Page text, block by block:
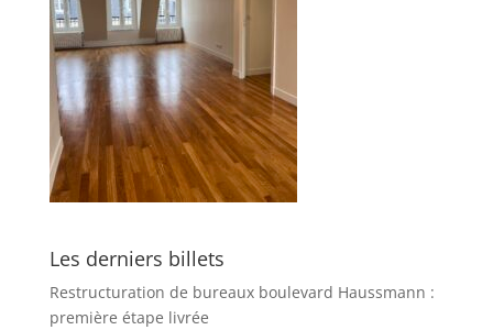
Les derniers billets
Restructuration de bureaux boulevard Haussmann :
première étape livrée